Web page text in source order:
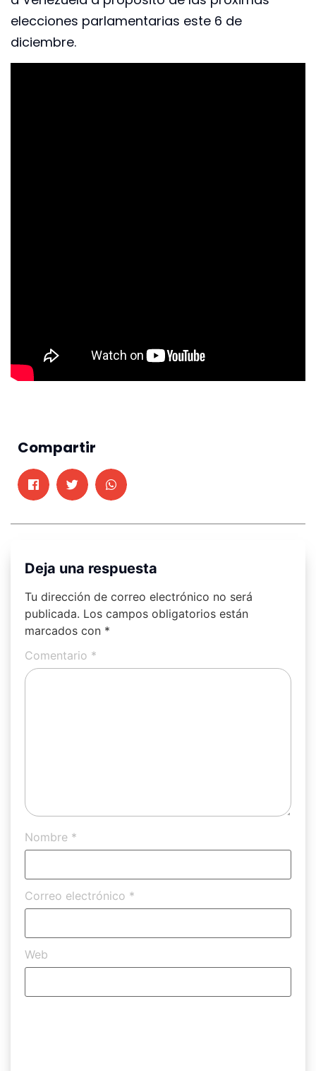
elecciones parlamentarias este 6 de
diciembre.
Compartir
Deja una respuesta
Tu dirección de correo electrónico no será
publicada. Los campos obligatorios están
marcados con *
Comentario *
Nombre *
Correo electrónico *
Web